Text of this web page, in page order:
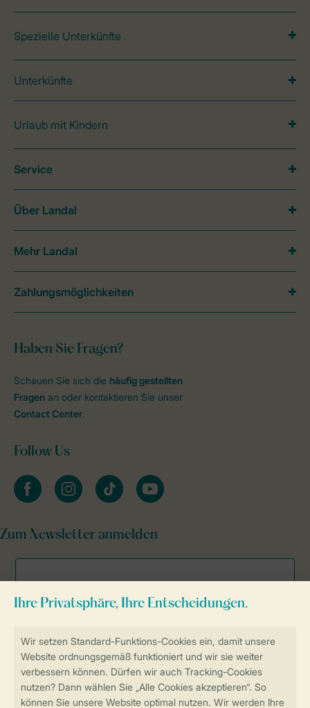
Sicher und schnell zur Online-Buchung
Sichere Datenübertragung
Sicheres Bezahlen
Spezielle Unterkünfte
Unterkünfte
Urlaub mit Kindern
Haben Sie Fragen?
Schauen Sie sich die häufig gestellten
Fragen an oder kontaktieren Sie unser
Contact Center.
Follow Us
facebookinstagramtiktok youtube
Zum Newsletter anmelden
Service
Über Landal
Mehr Landal
Zahlungsmöglichkeiten